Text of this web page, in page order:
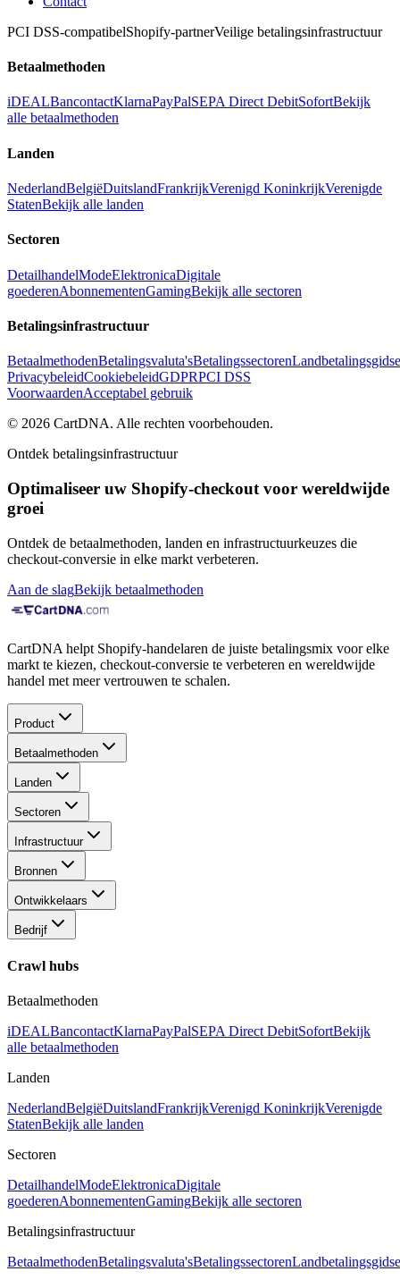
PCI DSS-compatibelShopify-partnerVeilige betalingsinfrastructuur
Betaalmethoden
iDEALBancontactKlarnaPayPalSEPA Direct DebitSofortBekijk
alle betaalmethoden
Landen
NederlandBelgiëDuitslandFrankrijkVerenigd KoninkrijkVerenigde
StatenBekijk alle landen
Sectoren
DetailhandelModeElektronicaDigitale
goederenAbonnementenGamingBekijk alle sectoren
Betalingsinfrastructuur
BetaalmethodenBetalingsvaluta'sBetalingssectoren
PrivacybeleidCookiebeleidGDPRPCI DSS
VoorwaardenAcceptabel gebruik
© 2026 CartDNA. Alle rechten voorbehouden.
Ontdek betalingsinfrastructuur
Optimaliseer uw Shopify-checkout voor wereldwijde
groei
Ontdek de betaalmethoden, landen en infrastructuurkeuzes die
checkout-conversie in elke markt verbeteren.
Aan de slagBekijk betaalmethoden
CartDNA helpt Shopify-handelaren de juiste betalingsmix voor elke
markt te kiezen, checkout-conversie te verbeteren en wereldwijde
handel met meer vertrouwen te schalen.
Product
Betaalmethoden
Landen
Sectoren
Infrastructuur
Bronnen
Ontwikkelaars
Bedrijf
Crawl hubs
Betaalmethoden
iDEALBancontactKlarnaPayPalSEPA Direct DebitSofortBekijk
alle betaalmethoden
Landen
NederlandBelgiëDuitslandFrankrijkVerenigd KoninkrijkVerenigde
StatenBekijk alle landen
Sectoren
DetailhandelModeElektronicaDigitale
goederenAbonnementenGamingBekijk alle sectoren
Betalingsinfrastructuur
BetaalmethodenBetalingsvaluta'sBetalingssectoren